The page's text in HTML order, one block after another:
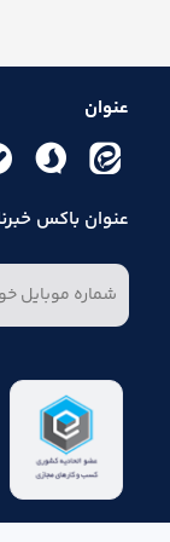
عنوان
عنوان باکس